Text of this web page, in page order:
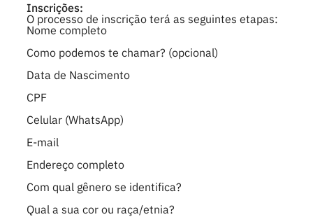
Inscrições:
O processo de inscrição terá as seguintes etapas:
Nome completo
Como podemos te chamar? (opcional)
Data de Nascimento
CPF
Celular (WhatsApp)
E-mail
Endereço completo
Com qual gênero se identifica?
Qual a sua cor ou raça/etnia?